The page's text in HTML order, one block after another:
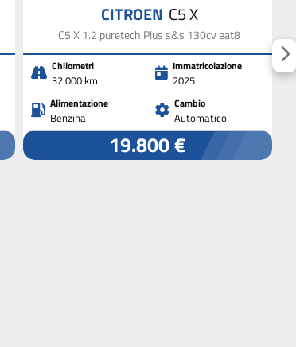
CITROEN C5 X
C5 X 1.2 puretech Plus s&s 130cv eat8
Chilometri
32.000 km
Immatricolazione
2025
Alimentazione
Benzina
Cambio
Automatico
19.800 €